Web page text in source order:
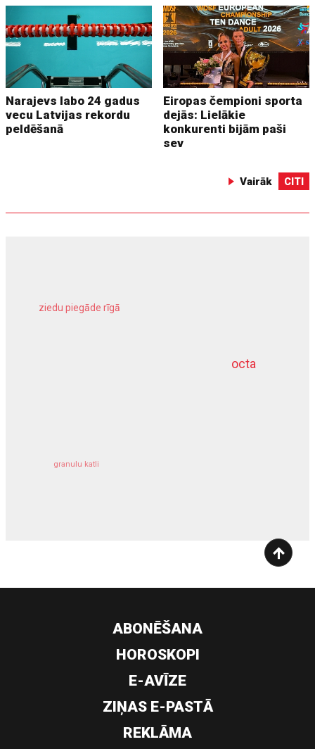
Narajevs labo 24 gadus
vecu Latvijas rekordu
peldēšanā
Eiropas čempioni sporta
dejās: Lielākie
konkurenti bijām paši
sev
Vairāk CITI
octa
ziedu piegāde rīgā
granulu katli
dziļurbums
ABONĒŠANA
HOROSKOPI
E-AVĪZE
ZIŅAS E-PASTĀ
REKLĀMA